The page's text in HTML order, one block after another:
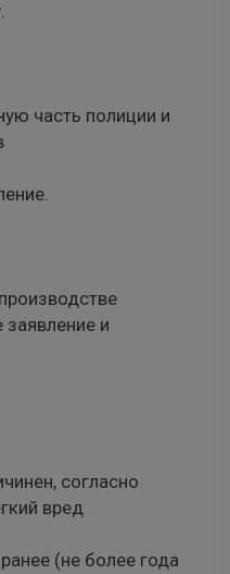
часть полиции и
и
согласно
вред
(не более года